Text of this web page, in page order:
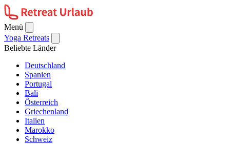
Menü
Yoga Retreats
Beliebte Länder
Deutschland
Spanien
Portugal
Bali
Österreich
Griechenland
Italien
Marokko
Schweiz